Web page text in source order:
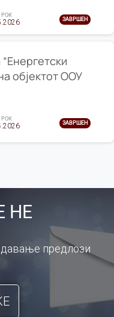
РОК
ЗАВРШЕН
објектот ООУ
РОК
ЗАВРШЕН
НЕ
предлози